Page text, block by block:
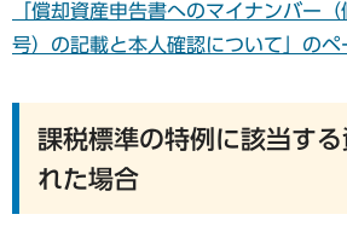
「償却資産申告書へのマイナンバー
号）の記載と本人確認について」のペ
課税標準の特例に該当す
れた場合